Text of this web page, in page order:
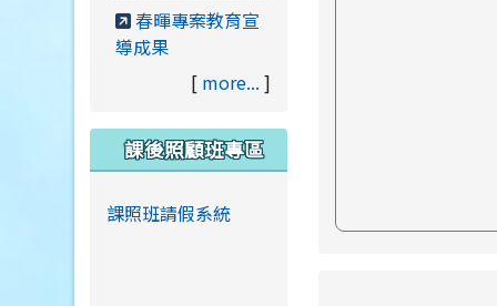
春暉專案教育宣
導成果
[ more... ]
課後照顧班專區
課照班請假系統